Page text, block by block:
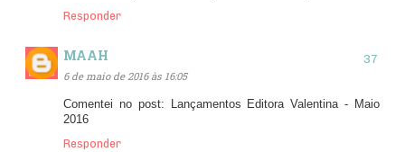
Responder
MAAH
6 de maio de 2016 às 16:05
Comentei no post: Lançamentos Editora Valentina - Maio
2016
Responder